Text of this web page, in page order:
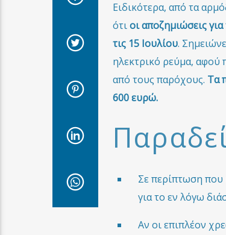
Ειδικότερα, από τα
ότιοι αποζημιώσεις
τις 15 Ιουλίου.
ηλεκτρικό ρεύμα, αφού
από τους παρόχους. Τα
600 ευρώ.
Σε περίπτωση που
για το εν λόγω
Αν οι επιπλέον